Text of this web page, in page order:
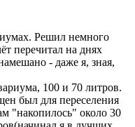
Решил немного
перечитал на днях
- даже я, зная,
100 и 70 литров.
был для переселения
"накопилось" около 30